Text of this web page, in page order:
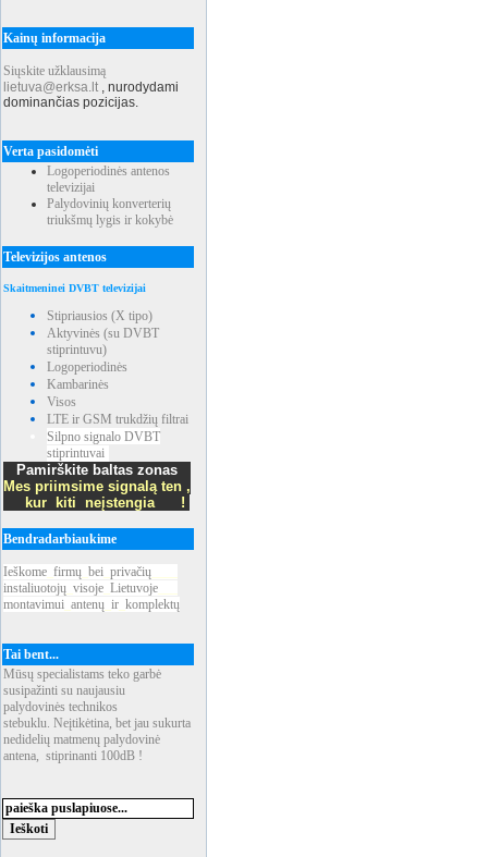
Kainų informacija
Siųskite užklausimą
lietuva@erksa.lt , nurodydami
dominančias pozicijas.
Verta pasidomėti
Logoperiodinės antenos
televizijai
Palydovinių konverterių
triukšmų lygis ir kokybė
Televizijos antenos
Skaitmeninei DVBT televizijai
Stipriausios (X tipo)
Aktyvinės (su DVBT
stiprintuvu)
Logoperiodinės
Kambarinės
Visos
LTE ir GSM trukdžių filtrai
Silpno signalo DVBT
stiprintuvai
Pamirškite baltas zonas
Mes priimsime signalą ten ,
kur kiti neįstengia !
Bendradarbiaukime
Ieškome firmų bei privačių
instaliuotojų visoje Lietuvoje
montavimui antenų ir komplektų
Tai bent...
Mūsų specialistams teko garbė
susipažinti su naujausiu
palydovinės technikos
stebuklu. Neįtikėtina, bet jau sukurta
nedidelių matmenų palydovinė
antena, stiprinanti 100dB !